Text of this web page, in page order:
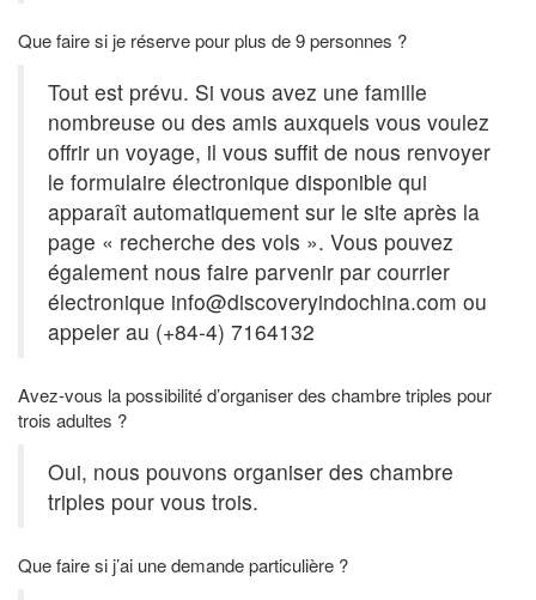
Que faire si je réserve pour plus de 9 personnes ?
Tout est prévu. Si vous avez une famille
nombreuse ou des amis auxquels vous voulez
offrir un voyage, il vous suffit de nous renvoyer
le formulaire électronique disponible qui
apparaît automatiquement sur le site après la
page « recherche des vols ». Vous pouvez
également nous faire parvenir par courrier
électronique info@discoveryindochina.com ou
appeler au (+84-4) 7164132
Avez-vous la possibilité d’organiser des chambre triples pour
trois adultes ?
Oui, nous pouvons organiser des chambre
triples pour vous trois.
Que faire si j’ai une demande particulière ?